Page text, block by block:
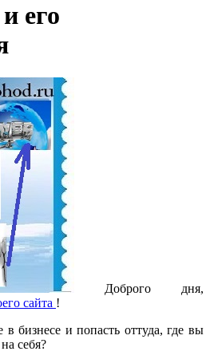
его
Доброго дня,
сайта !
бизнесе и попасть оттуда, где вы
себя?